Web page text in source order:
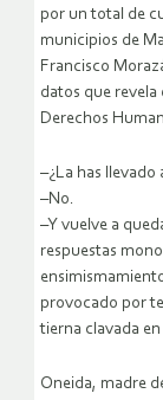
por un total de
municipios de
Francisco
datos que revela
Derechos
–¿La has llevado
–No.
–Y vuelve a
respuestas
provocado por
tierna clavada
Oneida, madre